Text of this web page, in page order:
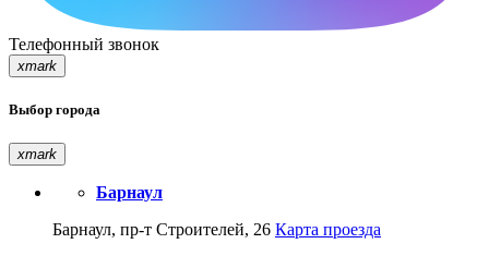
Телефонный звонок
xmark
Выбор города
xmark
Барнаул
Барнаул, пр-т Строителей, 26 Карта проезда